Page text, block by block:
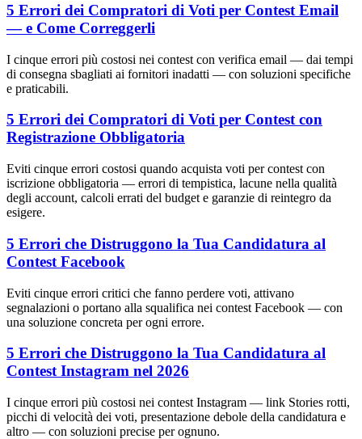
5 Errori dei Compratori di Voti per Contest Email
— e Come Correggerli
I cinque errori più costosi nei contest con verifica email — dai tempi
di consegna sbagliati ai fornitori inadatti — con soluzioni specifiche
e praticabili.
5 Errori dei Compratori di Voti per Contest con
Registrazione Obbligatoria
Eviti cinque errori costosi quando acquista voti per contest con
iscrizione obbligatoria — errori di tempistica, lacune nella qualità
degli account, calcoli errati del budget e garanzie di reintegro da
esigere.
5 Errori che Distruggono la Tua Candidatura al
Contest Facebook
Eviti cinque errori critici che fanno perdere voti, attivano
segnalazioni o portano alla squalifica nei contest Facebook — con
una soluzione concreta per ogni errore.
5 Errori che Distruggono la Tua Candidatura al
Contest Instagram nel 2026
I cinque errori più costosi nei contest Instagram — link Stories rotti,
picchi di velocità dei voti, presentazione debole della candidatura e
altro — con soluzioni precise per ognuno.